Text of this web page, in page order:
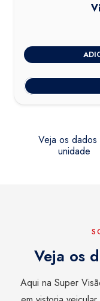
Veja os dados
unidade
Veja os
Aqui na Super